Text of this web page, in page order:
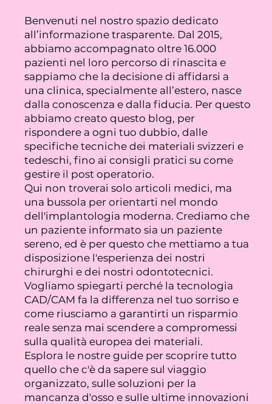
Benvenuti nel nostro spazio dedicato
all’informazione trasparente. Dal 2015,
abbiamo accompagnato oltre 16.000
pazienti nel loro percorso di rinascita e
sappiamo che la decisione di affidarsi a
una clinica, specialmente all’estero, nasce
dalla conoscenza e dalla fiducia. Per questo
abbiamo creato questo blog, per
rispondere a ogni tuo dubbio, dalle
specifiche tecniche dei materiali svizzeri e
tedeschi, fino ai consigli pratici su come
gestire il post operatorio.
Qui non troverai solo articoli medici, ma
una bussola per orientarti nel mondo
dell'implantologia moderna. Crediamo che
un paziente informato sia un paziente
sereno, ed è per questo che mettiamo a tua
disposizione l'esperienza dei nostri
chirurghi e dei nostri odontotecnici.
Vogliamo spiegarti perché la tecnologia
CAD/CAM fa la differenza nel tuo sorriso e
come riusciamo a garantirti un risparmio
reale senza mai scendere a compromessi
sulla qualità europea dei materiali.
Esplora le nostre guide per scoprire tutto
quello che c'è da sapere sul viaggio
organizzato, sulle soluzioni per la
mancanza d'osso e sulle ultime innovazioni